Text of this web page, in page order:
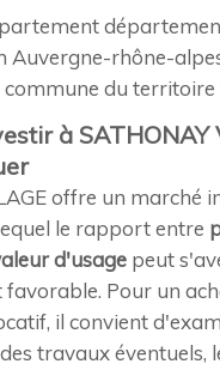
Auvergne-rhône-
commune du territoire
à SATHONAY
offre un marché
le rapport entre
d'usage peut
Pour un
il convient
travaux éventuels,